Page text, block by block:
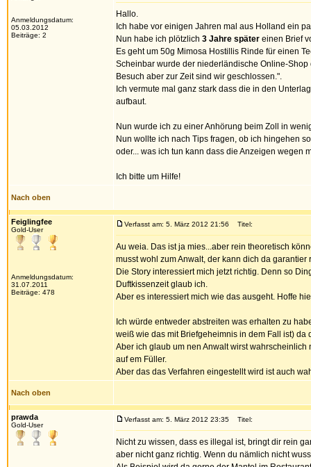
Anmeldungsdatum:
05.03.2012
Beiträge: 2
Hallo.
Ich habe vor einigen Jahren mal aus Holland ein
Nun habe ich plötzlich 3 Jahre später einen Brief
Es geht um 50g Mimosa Hostillis Rinde für einen
Scheinbar wurde der niederländische Online-
Besuch aber zur Zeit sind wir geschlossen.".
Ich vermute mal ganz stark dass die in den
aufbaut.
Nun wurde ich zu einer Anhörung beim Zoll in
Nun wollte ich nach Tips fragen, ob ich hingehen
oder... was ich tun kann dass die Anzeigen
Ich bitte um Hilfe!
Nach oben
Feiglingfee
Gold-User
Anmeldungsdatum:
31.07.2011
Beiträge: 478
Verfasst am: 5. März 2012 21:56 Titel:
Au weia. Das ist ja mies...aber rein theoretisch
musst wohl zum Anwalt, der kann dich da
Die Story interessiert mich jetzt richtig. Denn so
Duftkissenzeit glaub ich.
Aber es interessiert mich wie das ausgeht. Hoffe
Ich würde entweder abstreiten was erhalten zu
weiß wie das mit Briefgeheimnis in dem Fall ist)
Aber ich glaub um nen Anwalt wirst
auf em Füller.
Aber das das Verfahren eingestellt wird ist auch
Nach oben
prawda
Gold-User
Verfasst am: 5. März 2012 23:35 Titel:
Nicht zu wissen, dass es illegal ist, bringt dir rein
aber nicht ganz richtig. Wenn du nämlich nicht